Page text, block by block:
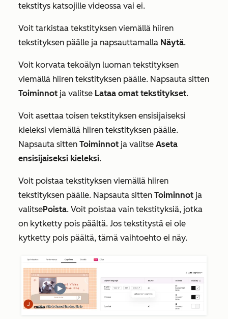
tekstitys katsojille videossa vai ei.
Voit tarkistaa tekstityksen viemällä hiiren
tekstityksen päälle ja napsauttamalla Näytä.
Voit korvata tekoälyn luoman tekstityksen
viemällä hiiren tekstityksen päälle. Napsauta sitten
Toiminnot ja valitse Lataa omat tekstitykset.
Voit asettaa toisen tekstityksen ensisijaiseksi
kieleksi viemällä hiiren tekstityksen päälle.
Napsauta sitten Toiminnot ja valitse Aseta
ensisijaiseksi kieleksi.
Voit poistaa tekstityksen viemällä hiiren
tekstityksen päälle. Napsauta sitten Toiminnot ja
valitsePoista. Voit poistaa vain tekstityksiä, jotka
on kytketty pois päältä. Jos tekstitystä ei ole
kytketty pois päältä, tämä vaihtoehto ei näy.